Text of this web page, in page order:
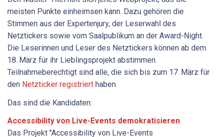
meisten Punkte einheimsen kann. Dazu gehören die
Stimmen aus der Expertenjury, der Leserwahl des
Netztickers sowie vom Saalpublikum an der Award-Night.
Die Leserinnen und Leser des Netztickers können ab dem
18. März für ihr Lieblingsprojekt abstimmen.
Teilnahmeberechtigt sind alle, die sich bis zum 17. März für
den Netzticker registriert haben.
Das sind die Kandidaten:
Accessibility von Live-Events demokratisieren
Das Projekt "Accessibility von Live-Events